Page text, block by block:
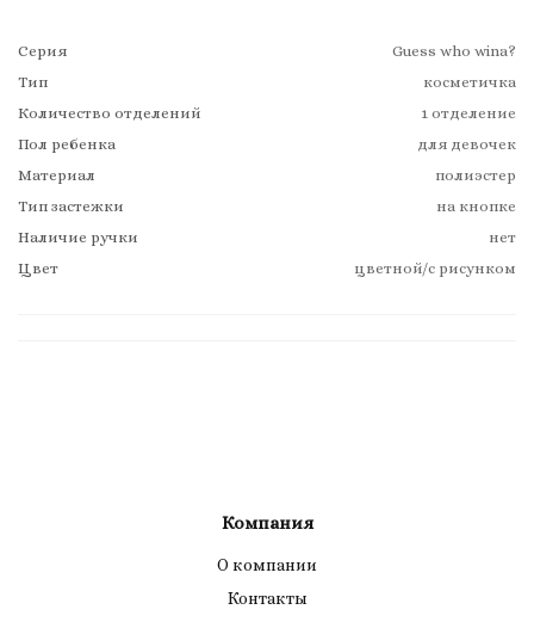
Серия
Guess who wina?
Тип
косметичка
Количество отделений
1 отделение
Пол ребенка
для девочек
Материал
полиэстер
Тип застежки
на кнопке
Наличие ручки
нет
Цвет
цветной/с рисунком
Компания
О компании
Контакты